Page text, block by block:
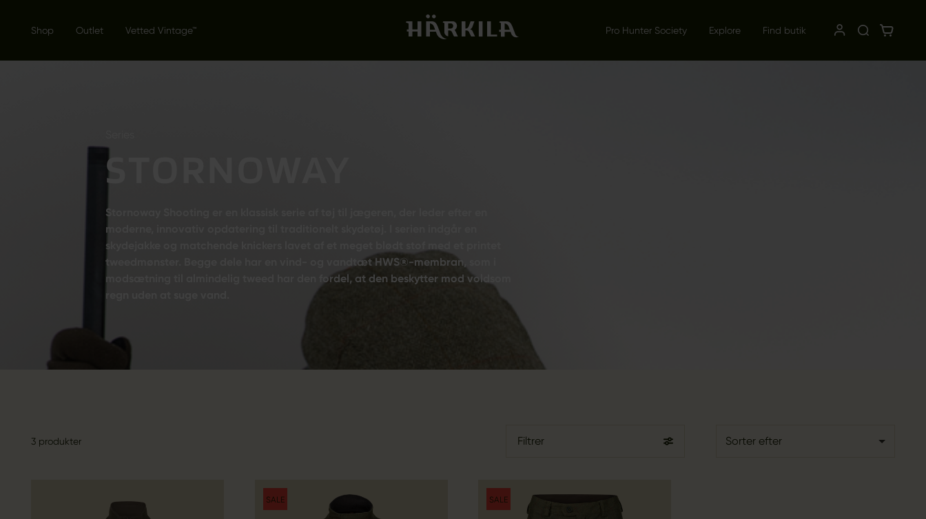
Shop Outlet Vetted Vintage™ Pro Hunter Society Explore Find butik
STORNOWAY
Stornoway Shooting er en klassisk serie af tøj til jægeren, der leder efter en
moderne, innovativ opdatering til traditionelt skydetøj. I serien indgår en
skydejakke og matchende knickers lavet af et meget blødt stof med et printet
tweedmønster. Begge dele har en vind- og vandtæt HWS®-membran, som i
modsætning til almindelig tweed har den fordel, at den beskytter mod voldsom
regn uden at suge vand.
3 produkter Filtrer Sorter efter
SALE SALE